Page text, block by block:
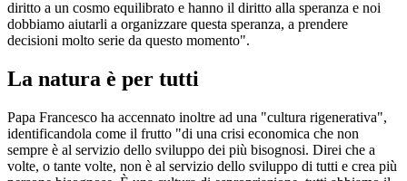
diritto a un cosmo equilibrato e hanno il diritto alla speranza e noi
dobbiamo aiutarli a organizzare questa speranza, a prendere
decisioni molto serie da questo momento".
La natura è per tutti
Papa Francesco ha accennato inoltre ad una "cultura rigenerativa",
identificandola come il frutto "di una crisi economica che non
sempre è al servizio dello sviluppo dei più bisognosi. Direi che a
volte, o tante volte, non è al servizio dello sviluppo di tutti e crea più